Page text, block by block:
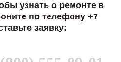
узнать о ремонте в
по телефону +7
заявку: